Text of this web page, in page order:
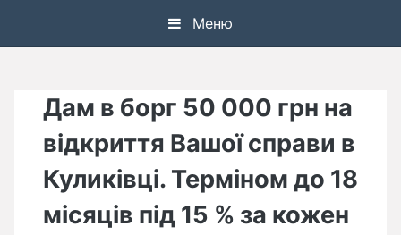
Меню
Дам в борг 50 000 грн на
відкриття Вашої справи в
Куликівці. Терміном до 18
місяців під 15 % за кожен